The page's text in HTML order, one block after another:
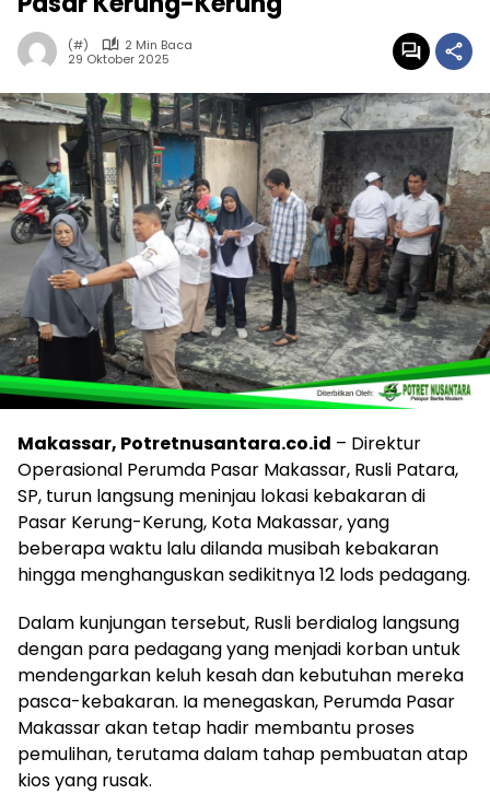
(#)
2 Min Baca
29 Oktober 2025
Makassar, Potretnusantara.co.id – Direktur
Operasional Perumda Pasar Makassar, Rusli Patara,
SP, turun langsung meninjau lokasi kebakaran di
Pasar Kerung-Kerung, Kota Makassar, yang
beberapa waktu lalu dilanda musibah kebakaran
hingga menghanguskan sedikitnya 12 lods pedagang.
Dalam kunjungan tersebut, Rusli berdialog langsung
dengan para pedagang yang menjadi korban untuk
mendengarkan keluh kesah dan kebutuhan mereka
pasca-kebakaran. Ia menegaskan, Perumda Pasar
Makassar akan tetap hadir membantu proses
pemulihan, terutama dalam tahap pembuatan atap
kios yang rusak.